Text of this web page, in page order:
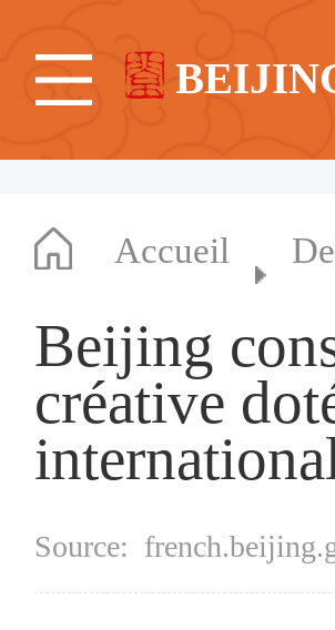
Accueil
Beijing
créative
Source: